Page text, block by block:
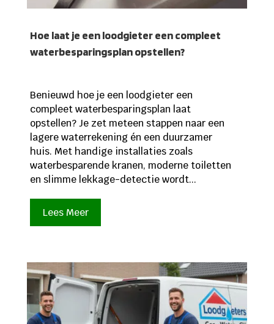
Hoe laat je een loodgieter een compleet
waterbesparingsplan opstellen?
Benieuwd hoe je een loodgieter een
compleet waterbesparingsplan laat
opstellen? Je zet meteen stappen naar een
lagere waterrekening én een duurzamer
huis. Met handige installaties zoals
waterbesparende kranen, moderne toiletten
en slimme lekkage-detectie wordt...
Lees Meer